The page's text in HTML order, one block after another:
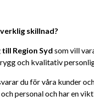
skillnad?
Region Syd som vill
och kvalitativ
du för våra kunder
personal och har en